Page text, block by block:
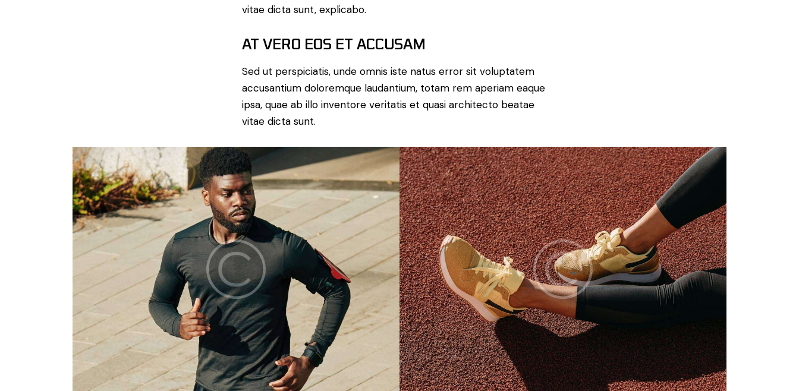
vitae dicta sunt, explicabo.
AT VERO EOS ET ACCUSAM
Sed ut perspiciatis, unde omnis iste natus error sit voluptatem
accusantium doloremque laudantium, totam rem aperiam eaque
ipsa, quae ab illo inventore veritatis et quasi architecto beatae
vitae dicta sunt.